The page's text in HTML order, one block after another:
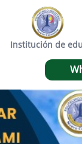
Institución de